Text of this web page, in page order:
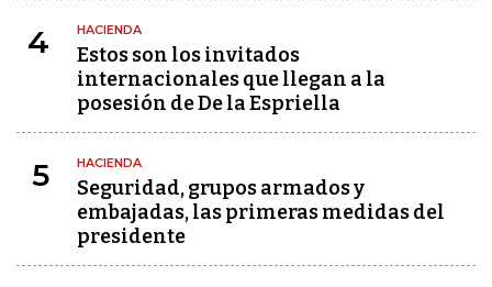
4 HACIENDA
Estos son los invitados
internacionales que llegan a la
posesión de De la Espriella
5 HACIENDA
Seguridad, grupos armados y
embajadas, las primeras medidas del
presidente